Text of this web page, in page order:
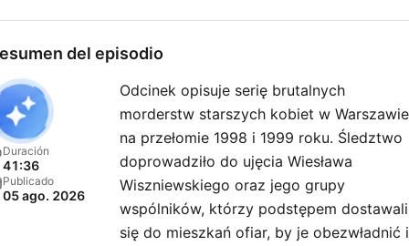
del episodio
Duración
41:36
Publicado
05 ago. 2026
Odcinek opisuje serię brutalnych
morderstw starszych kobiet w Warszawie
na przełomie 1998 i 1999 roku. Śledztwo
doprowadziło do ujęcia Wiesława
Wiszniewskiego oraz jego grupy
wspólników, którzy podstępem dostawali
się do mieszkań ofiar, by je obezwładnić i